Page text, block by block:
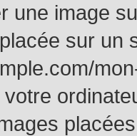
une image
sur un